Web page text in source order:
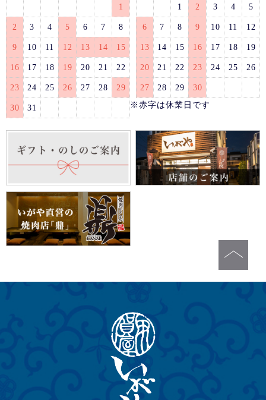
1
2 3 4 5 6 7 8
9 10 11 12 13 14 15
16 17 18 19 20 21 22
23 24 25 26 27 28 29
30 31
1 2 3 4 5
6 7 8 9 10 11 12
13 14 15 16 17 18 19
20 21 22 23 24 25 26
27 28 29
30
※赤字は休業日です